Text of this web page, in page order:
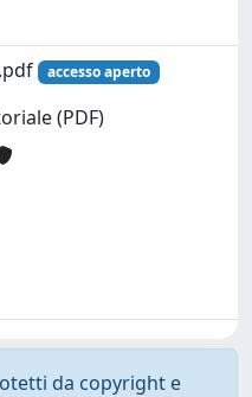
accesso aperto
(PDF)
da copyright e